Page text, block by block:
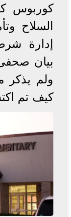
كوربوس
السلاح
إدارة
بيان
ولم يذكر
كيف تم